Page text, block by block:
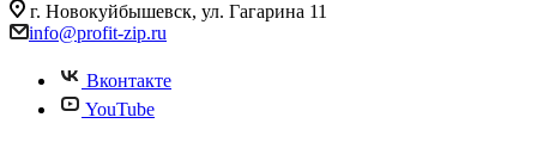
г. Новокуйбышевск, ул. Гагарина 11
info@profit-zip.ru
Вконтакте
YouTube